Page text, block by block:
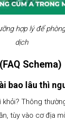
hợp lý để
dịch
Schema)
bao lâu thì
Thông
tùy vào cơ địa